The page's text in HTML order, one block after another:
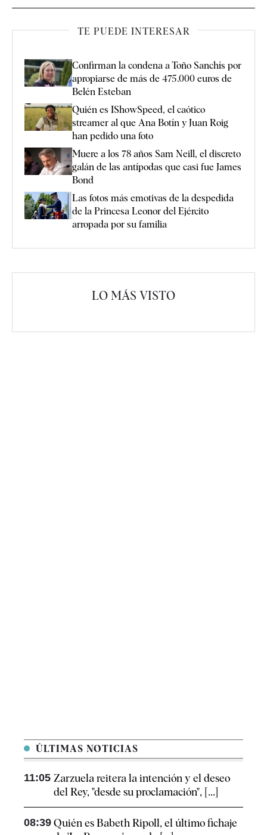
TE PUEDE INTERESAR
Confirman la condena a Toño Sanchís por
apropiarse de más de 475.000 euros de
Belén Esteban
Quién es IShowSpeed, el caótico
streamer al que Ana Botín y Juan Roig
han pedido una foto
Muere a los 78 años Sam Neill, el discreto
galán de las antípodas que casi fue James
Bond
Las fotos más emotivas de la despedida
de la Princesa Leonor del Ejército
arropada por su familia
LO MÁS VISTO
ÚLTIMAS NOTICIAS
11:05 Zarzuela reitera la intención y el deseo
del Rey, "desde su proclamación", [...]
08:39 Quién es Babeth Ripoll, el último fichaje